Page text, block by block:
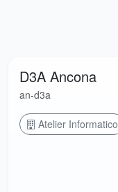
D3A Ancona
an-d3a
Atelier Informatico